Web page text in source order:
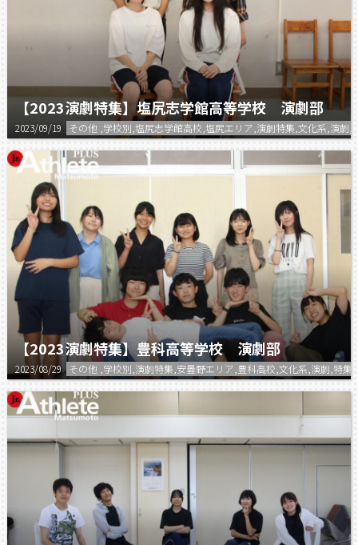
【2023演劇特集】塩尻志学館高等学校 演劇部
2023/09/19 その他 ,学校別,塩尻志学館高校,塩尻エリア,演劇特集,文化系,演劇,
【2023演劇特集】豊科高等学校 演劇部
2023/08/29 その他 ,学校別,演劇特集,安曇野エリア,豊科高校,文化系,演劇,特集,